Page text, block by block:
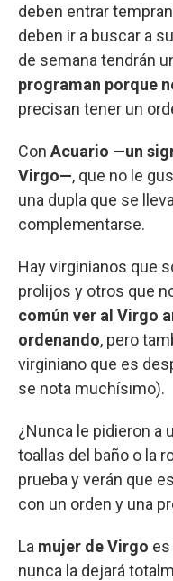
deben entrar
deben ir a buscar a
de semana tendrán
programan porque
precisan tener un
Con Acuario —un
Virgo—, que no le
una dupla que se
complementarse.
Hay virginianos que
prolijos y otros que
común ver al Virgo
ordenando, pero
virginiano que es
se nota muchísimo).
¿Nunca le pidieron a
toallas del baño o la
prueba y verán que
con un orden y una
La mujer de Virgo
nunca la dejará